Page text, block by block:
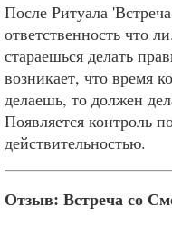
После Ритуала
ответственность что
стараешься делать
возникает, что время
делаешь, то должен
Появляется контроль
действительностью.
Отзыв: Встреча со